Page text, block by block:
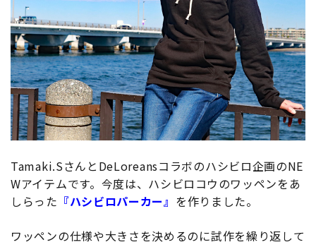
Tamaki.SさんとDeLoreansコラボのハシビロ企画のNE
Wアイテムです。今度は、ハシビロコウのワッペンをあ
しらった 『ハシビロパーカー』 を作りました。
ワッペンの仕様や大きさを決めるのに試作を繰り返して